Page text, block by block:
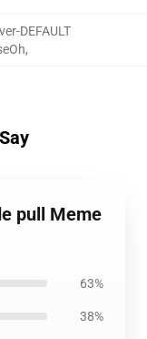
DEFAULT
,
pull Meme
63%
38%